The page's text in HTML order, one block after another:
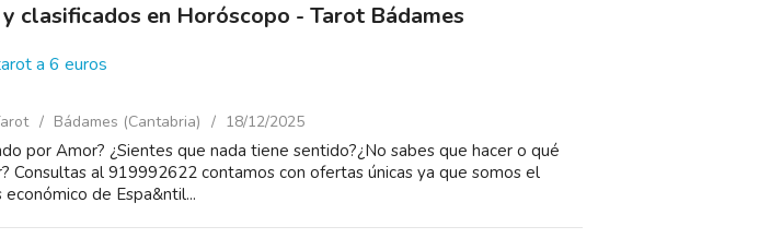
clasificados en Horóscopo - Tarot Bádames
a 6 euros
Bádames (Cantabria) 18/12/2025
por Amor? ¿Sientes que nada tiene sentido?¿No sabes que hacer o qué
Consultas al 919992622 contamos con ofertas únicas ya que somos el
de Espa&ntil...